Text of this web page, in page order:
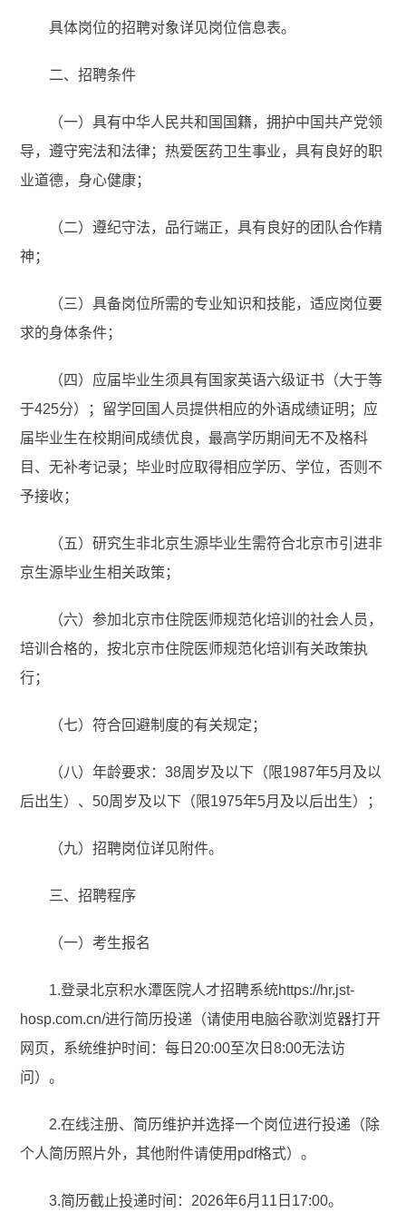
具体岗位的招聘对象详见岗位信息表。
二、招聘条件
（一）具有中华人民共和国国籍，拥护中国共产党领
导，遵守宪法和法律；热爱医药卫生事业，具有良好的职
业道德，身心健康；
（二）遵纪守法，品行端正，具有良好的团队合作精
神；
（三）具备岗位所需的专业知识和技能，适应岗位要
求的身体条件；
（四）应届毕业生须具有国家英语六级证书（大于等
于425分）；留学回国人员提供相应的外语成绩证明；应
届毕业生在校期间成绩优良，最高学历期间无不及格科
目、无补考记录；毕业时应取得相应学历、学位，否则不
予接收；
（五）研究生非北京生源毕业生需符合北京市引进非
京生源毕业生相关政策；
（六）参加北京市住院医师规范化培训的社会人员，
培训合格的，按北京市住院医师规范化培训有关政策执
行；
（七）符合回避制度的有关规定；
（八）年龄要求：38周岁及以下（限1987年5月及以
后出生）、50周岁及以下（限1975年5月及以后出生）；
（九）招聘岗位详见附件。
三、招聘程序
（一）考生报名
1.登录北京积水潭医院人才招聘系统https://hr.jst-
hosp.com.cn/进行简历投递（请使用电脑谷歌浏览器打开
网页，系统维护时间：每日20:00至次日8:00无法访
问）。
2.在线注册、简历维护并选择一个岗位进行投递（除
个人简历照片外，其他附件请使用pdf格式）。
3.简历截止投递时间：2026年6月11日17:00。